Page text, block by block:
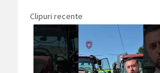
Clipuri recente